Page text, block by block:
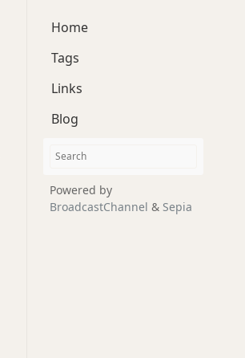
Home
Tags
Links
Blog
Powered by
BroadcastChannel & Sepia